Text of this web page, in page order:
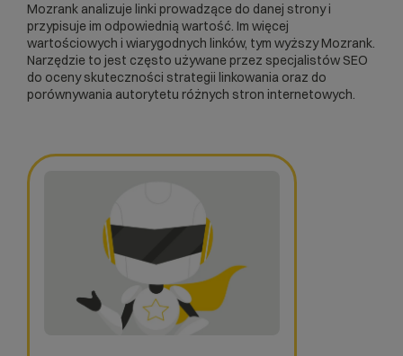
Mozrank analizuje linki prowadzące do danej strony i
przypisuje im odpowiednią wartość. Im więcej
wartościowych i wiarygodnych linków, tym wyższy Mozrank.
Narzędzie to jest często używane przez specjalistów SEO
do oceny skuteczności strategii linkowania oraz do
porównywania autorytetu różnych stron internetowych.